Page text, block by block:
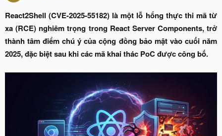
React2Shell (CVE-2025-55182) là một lỗ hổng thực thi mã từ
xa (RCE) nghiêm trọng trong React Server Components, trở
thành tâm điểm chú ý của cộng đồng bảo mật vào cuối năm
2025, đặc biệt sau khi các mã khai thác PoC được công bố.